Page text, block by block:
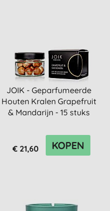
JOIK - Geparfumeerde
Houten Kralen Grapefruit
& Mandarijn - 15 stuks
€ 21,60 KOPEN